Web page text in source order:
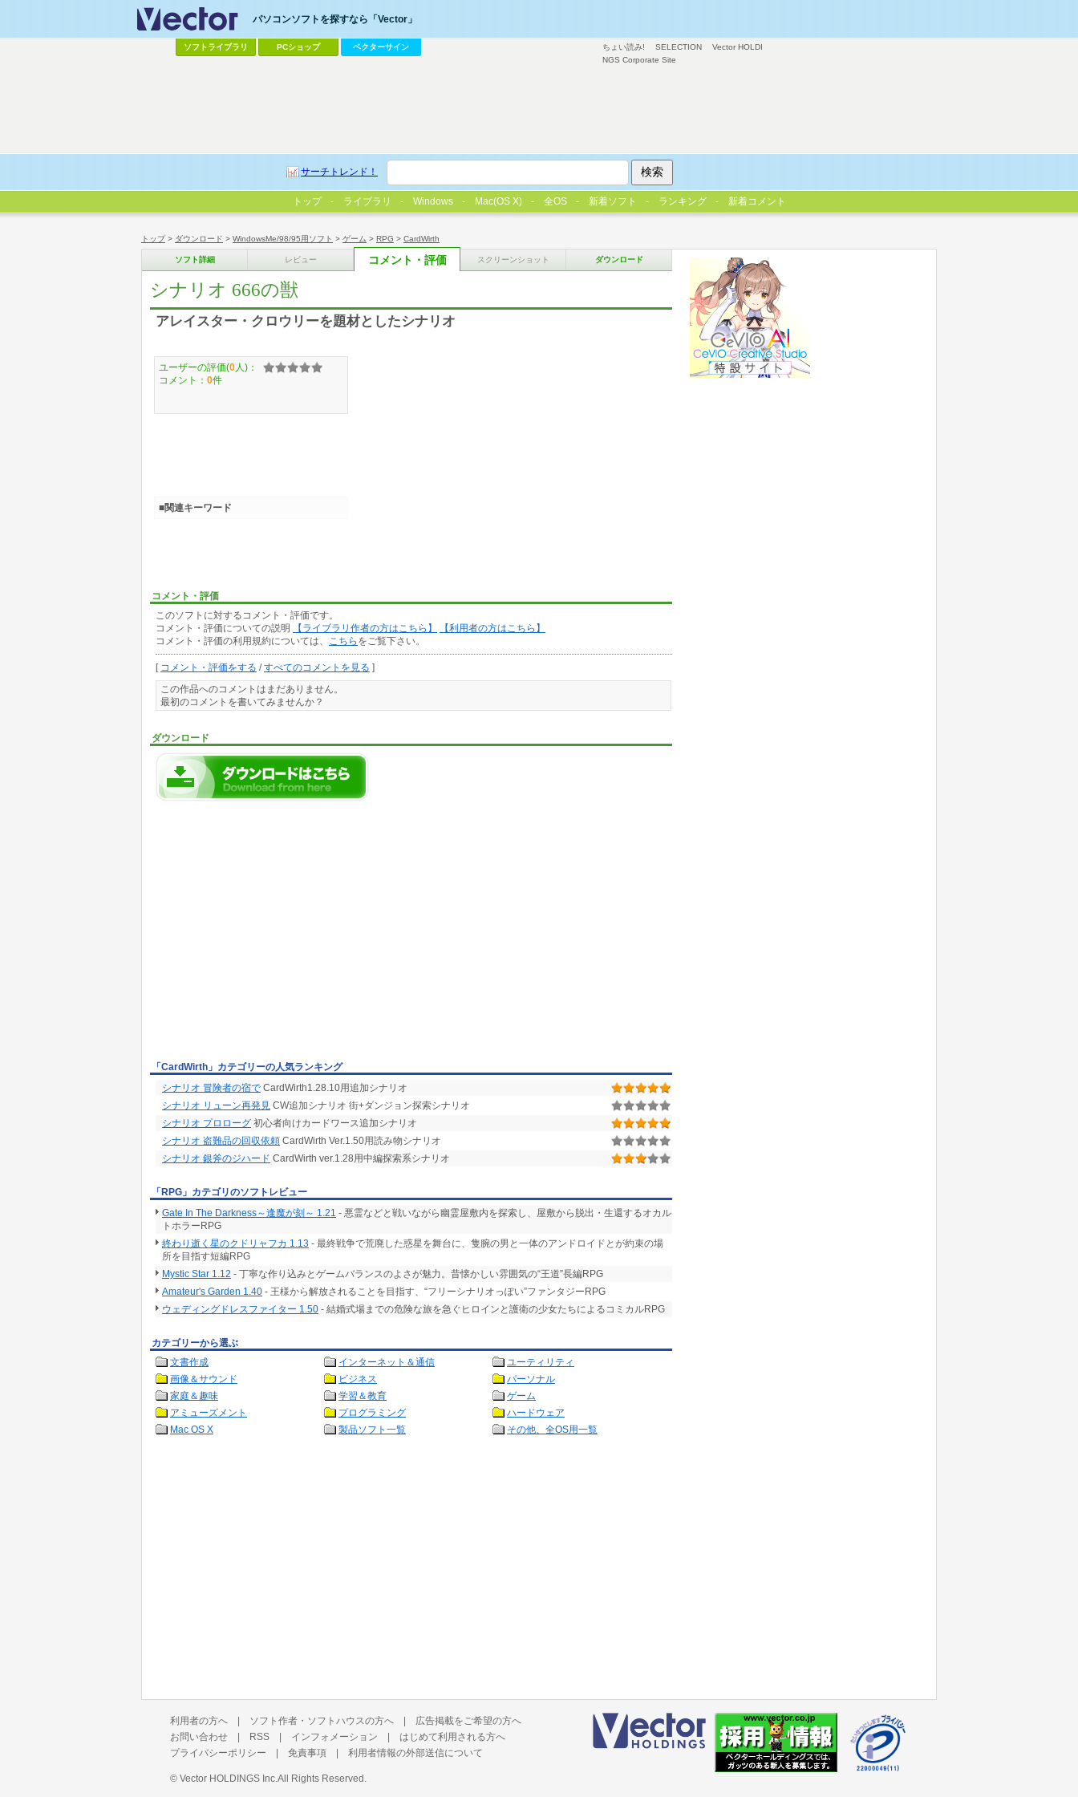
トップ> ダウンロード > WindowsMe/98/95用ソフト > ゲーム > RPG > CardWirth
ソフト詳細 レビュー コメント・評価 スクリーンショット ダウンロード
シナリオ 666の獣
アレイスター・クロウリーを題材としたシナリオ
コメント・評価
このソフトに対するコメント・評価です。
コメント・評価についての説明
【ライブラリ作者の方はこちら】
【利用者の方はこちら】
コメント・評価の利用規約については、
こちら をご覧下さい。
[ コメント・評価をする /すべてのコメントを見る ]
この作品へのコメントはまだありません。
最初のコメントを書いてみませんか？
ダウンロード
ユーザーの評価(0 人)：
コメント： 0件
■関連キーワード
「CardWirth」カテゴリーの人気ランキング
シナリオ 冒険者の宿で CardWirth1.28.10用追加シナリオ
シナリオ リューン再発見 CW追加シナリオ 街+ダンジョン探索シナリオ
シナリオ プロローグ 初心者向けカードワース追加シナリオ
シナリオ 盗難品の回収依頼 CardWirth Ver.1.50用読み物シナリオ
シナリオ 銀斧のジハード CardWirth ver.1.28用中編探索系シナリオ
「RPG」カテゴリのソフトレビュー
Gate In The Darkness～逢魔が刻～ 1.21 - 悪霊などと戦いながら幽霊屋敷内を探索し、屋敷から脱出・生還するオカル
トホラーRPG
終わり逝く星のクドリャフカ 1.13 - 最終戦争で荒廃した惑星を舞台に、隻腕の男と一体のアンドロイドとが約束の場
所を目指す短編RPG
Mystic Star 1.12 - 丁寧な作り込みとゲームバランスのよさが魅力。昔懐かしい雰囲気の“王道”長編RPG
Amateur's Garden 1.40 - 王様から解放されることを目指す、“フリーシナリオっぽい”ファンタジーRPG
ウェディングドレスファイター 1.50 - 結婚式場までの危険な旅を急ぐヒロインと護衛の少女たちによるコミカルRPG
カテゴリーから選ぶ
文書作成
インターネット＆通信
ユーティリティ
画像＆サウンド
ビジネス
パーソナル
家庭＆趣味
学習＆教育
ゲーム
アミューズメント
プログラミング
ハードウェア
Mac OS X
製品ソフト一覧 その他、全OS用一覧
ちょい読み! SELECTION
Vector HOLDI
NGS Corporate Site
パソコンソフトを探すなら「Vector」
ソフトライブラリ PCショップ ベクターサイン
サーチトレンド！
トップ ライブラリ Windows Mac(OS X) 全OS 新着ソフト ランキング 新着コメント
利用者の方へ | ソフト作者・ソフトハウスの方へ | 広告掲載をご希望の方へ
お問い合わせ | RSS | インフォメーション | はじめて利用される方へ
プライバシーポリシー | 免責事項 | 利用者情報の外部送信について
© Vector HOLDINGS Inc. All Rights Reserved.